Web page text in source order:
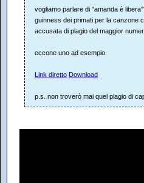
vogliamo parlare di "amanda è
guinness dei primati per la canzone
accusata di plagio del maggior
eccone uno ad esempio
Link diretto Download
p.s. non troverò mai quel plagio di